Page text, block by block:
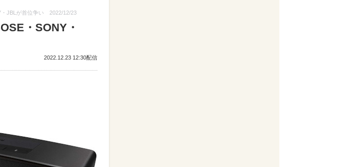
・JBLが首位争い 2022/12/23
・SONY・
2022.12.23 12:30配信